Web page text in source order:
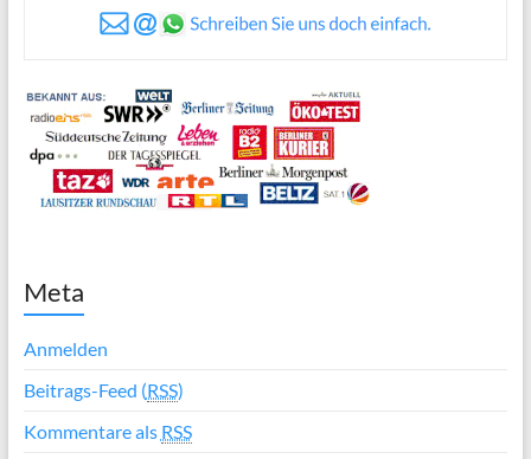
Meta
Anmelden
Beitrags-Feed (RSS)
Kommentare als RSS